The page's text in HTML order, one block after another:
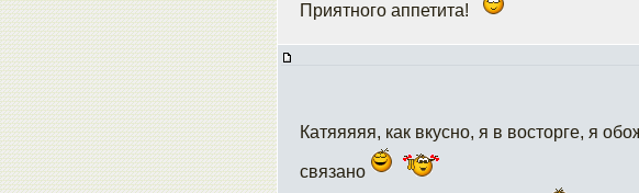
Приятного аппетита!
Катяяяяя, как вкусно, я в восторге, я
связано